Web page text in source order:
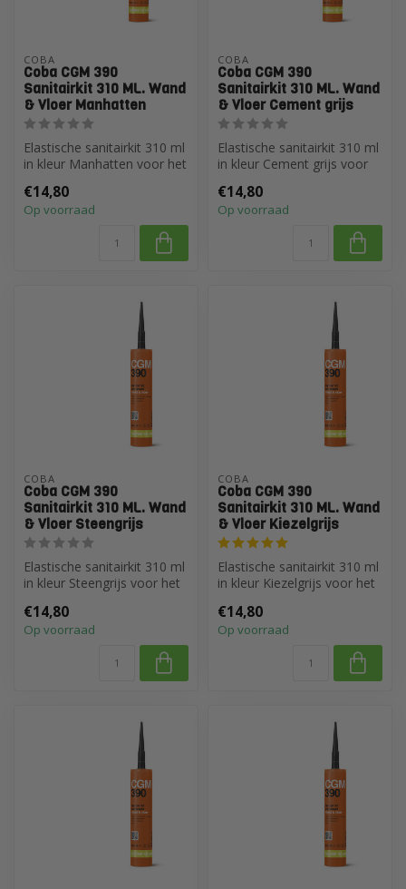
COBA
Coba CGM 390
Sanitairkit 310 ML. Wand
& Vloer Manhatten
Elastische sanitairkit 310 ml
in kleur Manhatten voor het
€14,80
Op voorraad
COBA
Coba CGM 390
Sanitairkit 310 ML. Wand
& Vloer Cement grijs
Elastische sanitairkit 310 ml
in kleur Cement grijs voor
€14,80
Op voorraad
COBA
Coba CGM 390
Sanitairkit 310 ML. Wand
& Vloer Steengrijs
Elastische sanitairkit 310 ml
in kleur Steengrijs voor het
€14,80
Op voorraad
COBA
Coba CGM 390
Sanitairkit 310 ML. Wand
& Vloer Kiezelgrijs
Elastische sanitairkit 310 ml
in kleur Kiezelgrijs voor het
€14,80
Op voorraad